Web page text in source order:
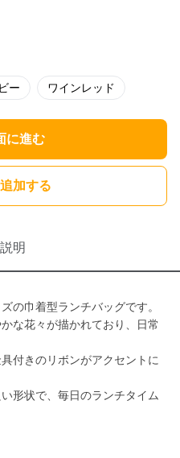
ー ワインレッド
に進む
加する
明
の巾着型ランチバッグです。
な花々が描かれており、日常
付きのリボンがアクセントに
形状で、毎日のランチタイム